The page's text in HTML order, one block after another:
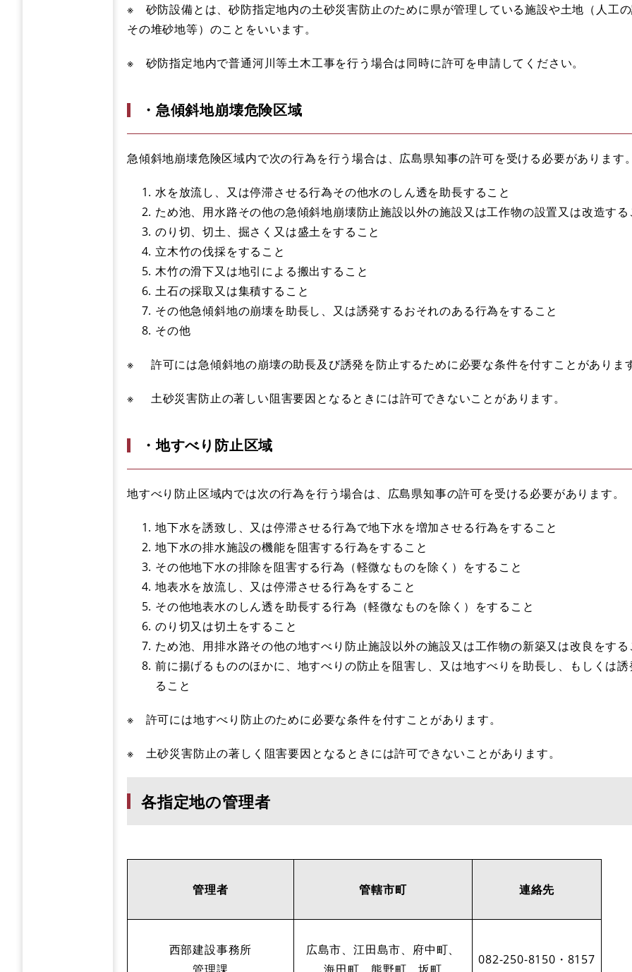
※ 砂防設備とは、砂防指定地内の土砂災害防止のために県が管理している施設や土地（人工
その堆砂地等）のことをいいます。
※ 砂防指定地内で普通河川等土木工事を行う場合は同時に許可を申請してください。
・急傾斜地崩壊危険区域
急傾斜地崩壊危険区域内で次の行為を行う場合は、広島県知事の許可を受ける必要があります。
水を放流し、又は停滞させる行為その他水のしん透を助長すること
ため池、用水路その他の急傾斜地崩壊防止施設以外の施設又は工作物の設置又は改造する
のり切、切土、掘さく又は盛土をすること
立木竹の伐採をすること
木竹の滑下又は地引による搬出すること
土石の採取又は集積すること
その他急傾斜地の崩壊を助長し、又は誘発するおそれのある行為をすること
その他
※ 許可には急傾斜地の崩壊の助長及び誘発を防止するために必要な条件を付すことがあります
※ 土砂災害防止の著しい阻害要因となるときには許可できないことがあります。
・地すべり防止区域
地すべり防止区域内では次の行為を行う場合は、広島県知事の許可を受ける必要があります。
地下水を誘致し、又は停滞させる行為で地下水を増加させる行為をすること
地下水の排水施設の機能を阻害する行為をすること
その他地下水の排除を阻害する行為（軽微なものを除く）をすること
地表水を放流し、又は停滞させる行為をすること
その他地表水のしん透を助長する行為（軽微なものを除く）をすること
のり切又は切土をすること
ため池、用排水路その他の地すべり防止施設以外の施設又は工作物の新築又は改良をする
前に揚げるもののほかに、地すべりの防止を阻害し、又は地すべりを助長し、もしくは
ること
※ 許可には地すべり防止のために必要な条件を付すことがあります。
※ 土砂災害防止の著しく阻害要因となるときには許可できないことがあります。
各指定地の管理者
管理者 管轄市町 連絡先
西部建設事務所
広島市、江田島市、府中町、
082-250-8150・8157